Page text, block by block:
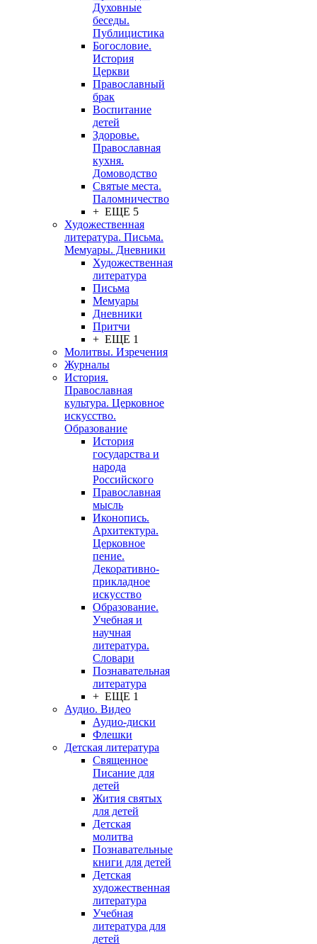
Духовные
беседы.
Публицистика
Богословие.
История
Церкви
Православный
брак
Воспитание
детей
Здоровье.
Православная
кухня.
Домоводство
Святые места.
Паломничество
+ ЕЩЕ 5
Художественная
литература. Письма.
Мемуары. Дневники
Художественная
литература
Письма
Мемуары
Дневники
Притчи
+ ЕЩЕ 1
Молитвы. Изречения
Журналы
История.
Православная
культура. Церковное
искусство.
Образование
История
государства и
народа
Российского
Православная
мысль
Иконопись.
Архитектура.
Церковное
пение.
Декоративно-
прикладное
искусство
Образование.
Учебная и
научная
литература.
Словари
Познавательная
литература
+ ЕЩЕ 1
Аудио. Видео
Аудио-диски
Флешки
Детская литература
Священное
Писание для
детей
Жития святых
для детей
Детская
молитва
Познавательные
книги для детей
Детская
художественная
литература
Учебная
литература для
детей